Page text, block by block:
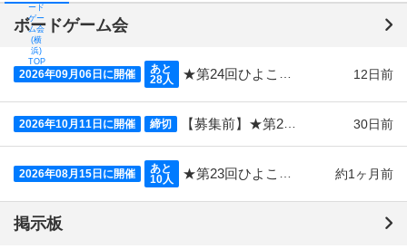
ボードゲーム会
2026年09月06日に開催
あと
28人
★第24回ひよこボードゲーム会★2026/09/06(日)13:30～19:00★かながわ県民センター★初心者向けイベント★初参加大歓迎！友達の輪広げましょう！★ 12日前
2026年10月11日に開催 締切 【募集前】★第25回ひよこボードゲーム会★2026/10/11(日)13:30～19:00★かながわ県民センター★初心者向けイベント★初参加大歓迎！友達の輪広げましょう！★ 30日前
2026年08月15日に開催
あと
10人
★第23回ひよこボードゲーム会★2026/08/15(土)13:30～19:00★かながわ県民センター★初心者向けイベント★初参加大歓迎！友達の輪広げましょう！★ 約1ヶ月前
掲示板